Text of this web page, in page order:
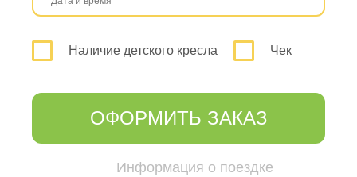
Наличие детского кресла Чек
ОФОРМИТЬ ЗАКАЗ
Информация о поездке